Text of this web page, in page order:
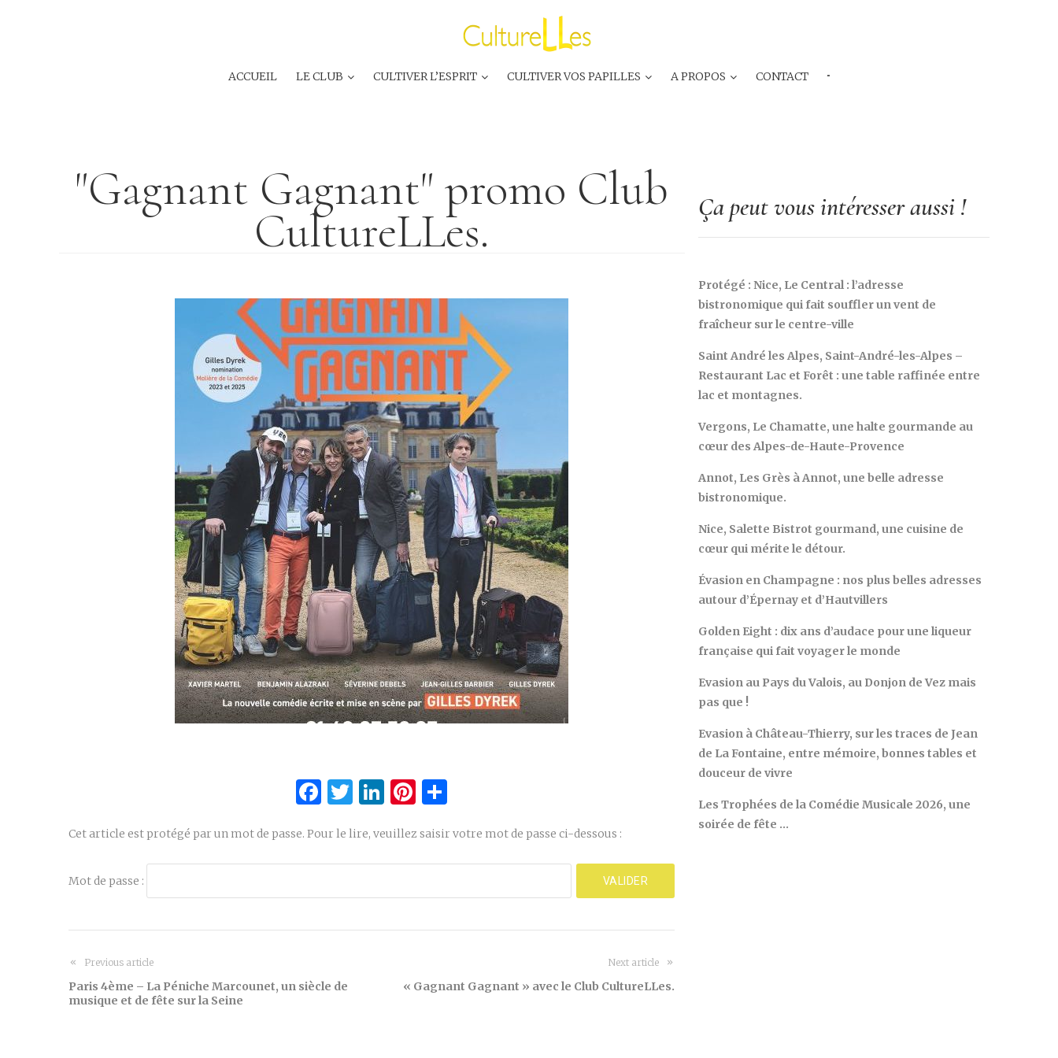
ACCUEIL LE CLUB CULTIVER L’ESPRIT CULTIVER VOS PAPILLES A PROPOS CONTACT ···
"Gagnant Gagnant" promo Club
CultureLLes.
Facebook
Twitter
LinkedIn
Pinterest
Cet article est protégé par un mot de passe. Pour le lire, veuillez saisir votre mot de passe ci-dessous :
Mot de passe :
Previous article
Paris 4ème – La Péniche Marcounet, un siècle de
musique et de fête sur la Seine
Next article
« Gagnant Gagnant » avec le Club CultureLLes.
Ça peut vous intéresser aussi !
Protégé : Nice, Le Central : l’adresse
bistronomique qui fait souffler un vent de
fraîcheur sur le centre-ville
Saint André les Alpes, Saint-André-les-Alpes –
Restaurant Lac et Forêt : une table raffinée entre
lac et montagnes.
Vergons, Le Chamatte, une halte gourmande au
cœur des Alpes-de-Haute-Provence
Annot, Les Grès à Annot, une belle adresse
bistronomique.
Nice, Salette Bistrot gourmand, une cuisine de
cœur qui mérite le détour.
Évasion en Champagne : nos plus belles adresses
autour d’Épernay et d’Hautvillers
Golden Eight : dix ans d’audace pour une liqueur
française qui fait voyager le monde
Evasion au Pays du Valois, au Donjon de Vez mais
pas que !
Evasion à Château-Thierry, sur les traces de Jean
de La Fontaine, entre mémoire, bonnes tables et
douceur de vivre
Les Trophées de la Comédie Musicale 2026, une
soirée de fête …